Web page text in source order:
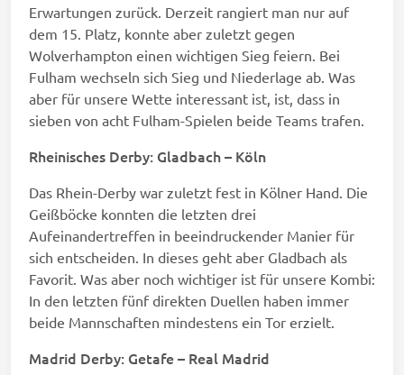
Erwartungen zurück. Derzeit rangiert man nur auf
dem 15. Platz, konnte aber zuletzt gegen
Wolverhampton einen wichtigen Sieg feiern. Bei
Fulham wechseln sich Sieg und Niederlage ab. Was
aber für unsere Wette interessant ist, ist, dass in
sieben von acht Fulham-Spielen beide Teams trafen.
Rheinisches Derby: Gladbach – Köln
Das Rhein-Derby war zuletzt fest in Kölner Hand. Die
Geißböcke konnten die letzten drei
Aufeinandertreffen in beeindruckender Manier für
sich entscheiden. In dieses geht aber Gladbach als
Favorit. Was aber noch wichtiger ist für unsere Kombi:
In den letzten fünf direkten Duellen haben immer
beide Mannschaften mindestens ein Tor erzielt.
Madrid Derby: Getafe – Real Madrid